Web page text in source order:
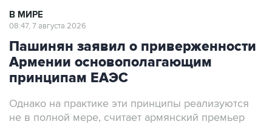
В МИРЕ
08:47, 7 августа 2026
Пашинян заявил о приверженности
Армении основополагающим
принципам ЕАЭС
Однако на практике эти принципы реализуются
не в полной мере, считает армянский премьер